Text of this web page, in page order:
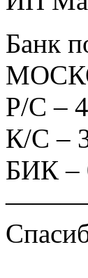
Банк
Р/С –
К/С –
БИК –